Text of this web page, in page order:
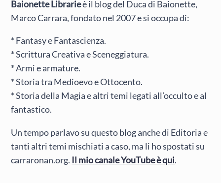
Baionette Librarieè il blog del Duca di Baionette,
Marco Carrara, fondato nel 2007 e si occupa di:
* Fantasy e Fantascienza.
* Scrittura Creativa e Sceneggiatura.
* Armi e armature.
* Storia tra Medioevo e Ottocento.
* Storia della Magia e altri temi legati all’occulto e al
fantastico.
Un tempo parlavo su questo blog anche di Editoria e
tanti altri temi mischiati a caso, ma li ho spostati su
carraronan.org. Il mio canale YouTube è qui.